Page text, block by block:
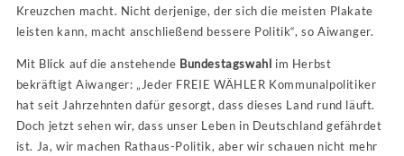
Kreuzchen macht. Nicht derjenige, der sich die meisten Plakate
leisten kann, macht anschließend bessere Politik“, so Aiwanger.
Mit Blick auf die anstehende Bundestagswahl im Herbst
bekräftigt Aiwanger: „Jeder FREIE WÄHLER Kommunalpolitiker
hat seit Jahrzehnten dafür gesorgt, dass dieses Land rund läuft.
Doch jetzt sehen wir, dass unser Leben in Deutschland gefährdet
ist. Ja, wir machen Rathaus-Politik, aber wir schauen nicht mehr